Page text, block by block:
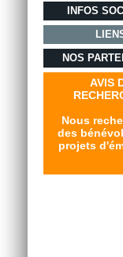
INFOS
NOS
AVIS
Nous
des
projets